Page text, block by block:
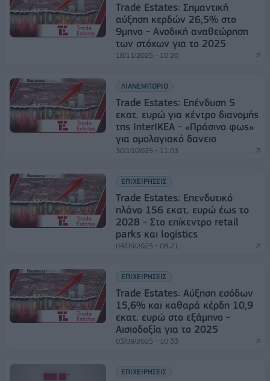
Trade Estates: Σημαντική
αύξηση κερδών 26,5% στο
9μηνο - Ανοδική αναθεώρηση
των στόχων για το 2025
18/11/2025 - 10:20
ΛΙΑΝΕΜΠΟΡΙΟ
Trade Estates: Επένδυση 5
εκατ. ευρώ για κέντρο διανομής
της InterIKEA - «Πράσινο φως»
για ομολογιακό δανειο
30/10/2025 - 11:03
ΕΠΙΧΕΙΡΗΣΕΙΣ
Trade Estates: Επενδυτικό
πλάνο 156 εκατ. ευρώ έως το
2028 - Στο επίκεντρο retail
parks και logistics
04/09/2025 - 08:21
ΕΠΙΧΕΙΡΗΣΕΙΣ
Trade Estates: Αύξηση εσόδων
15,6% και καθαρά κέρδη 10,9
εκατ. ευρώ στο εξάμηνο -
Αισιοδοξία για το 2025
03/09/2025 - 10:33
ΕΠΙΧΕΙΡΗΣΕΙΣ